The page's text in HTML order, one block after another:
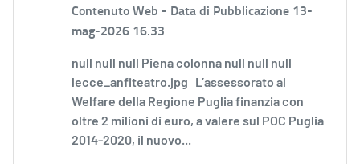
Contenuto Web - Data di Pubblicazione 13-
mag-2026 16.33
null null null Piena colonna null null null
lecce_anfiteatro.jpg L’assessorato al
Welfare della Regione Puglia finanzia con
oltre 2 milioni di euro, a valere sul POC Puglia
2014-2020, il nuovo...